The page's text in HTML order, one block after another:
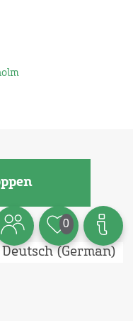
0
Deutsch(German)